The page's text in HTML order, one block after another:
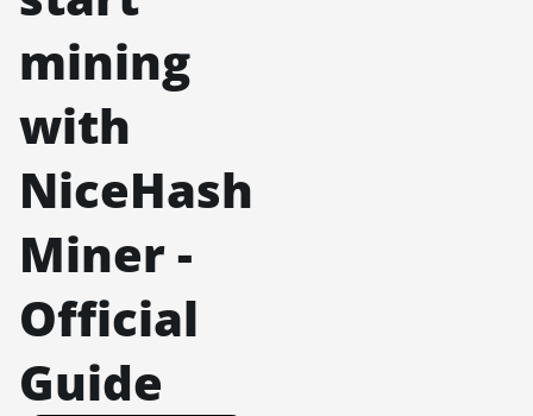
mining
with
NiceHash
Miner -
Official
Guide